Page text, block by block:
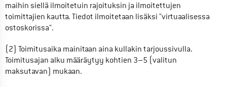
maihin siellä ilmoitetuin rajoituksin ja ilmoitettujen
toimittajien kautta. Tiedot ilmoitetaan lisäksi "virtuaalisessa
ostoskorissa".
(2) Toimitusaika mainitaan aina kullakin tarjoussivulla.
Toimitusajan alku määräytyy kohtien 3–5 (valitun
maksutavan) mukaan.